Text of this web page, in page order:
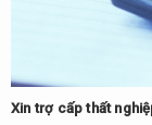
Xin trợ cấp thất